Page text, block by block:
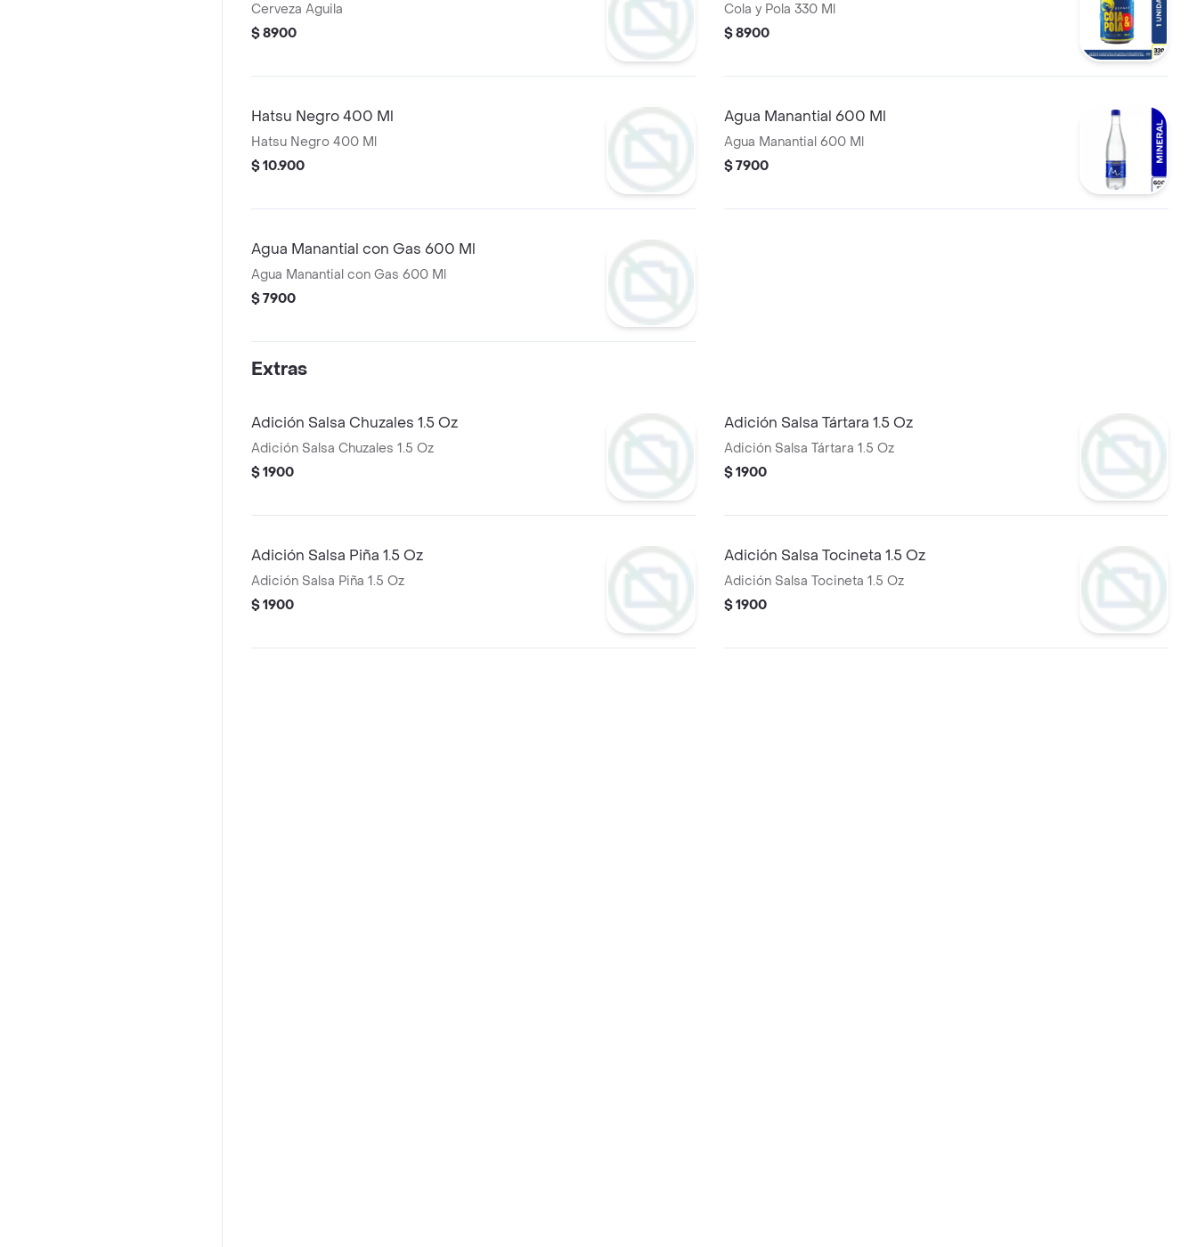
Cerveza Aguila
$ 8900
Cola y Pola 330 Ml
$ 8900
Hatsu Negro 400 Ml
Hatsu Negro 400 Ml
$ 10.900
Agua Manantial 600 Ml
Agua Manantial 600 Ml
$ 7900
Agua Manantial con Gas 600 Ml
Agua Manantial con Gas 600 Ml
$ 7900
Extras
Adición Salsa Chuzales 1.5 Oz
Adición Salsa Chuzales 1.5 Oz
$ 1900
Adición Salsa Tártara 1.5 Oz
Adición Salsa Tártara 1.5 Oz
$ 1900
Adición Salsa Piña 1.5 Oz
Adición Salsa Piña 1.5 Oz
$ 1900
Adición Salsa Tocineta 1.5 Oz
Adición Salsa Tocineta 1.5 Oz
$ 1900